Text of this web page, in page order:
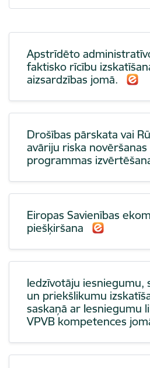
Apstrīdēto
faktisko rīcību
aizsardzības jomā.
Drošības pārskata vai
avāriju riska novēršanas
programmas
Eiropas Savienības
piešķiršana
Iedzīvotāju iesniegumu,
un priekšlikumu
saskaņā ar Iesniegumu
VPVB kompetences